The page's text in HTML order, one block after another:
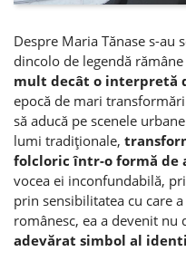
Despre Maria Tănase s-au
dincolo de legendă
mult decât o interpretă
epocă de mari
să aducă pe scenele
lumi tradiţionale,
folcloric într-o formă de
vocea ei inconfundabilă,
prin sensibilitatea cu care
românesc, ea a devenit nu
adevărat simbol al